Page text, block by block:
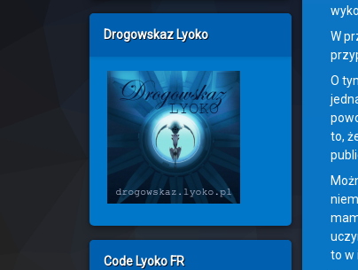
W
O
to,
to w
Drogowskaz Lyoko
Code Lyoko FR